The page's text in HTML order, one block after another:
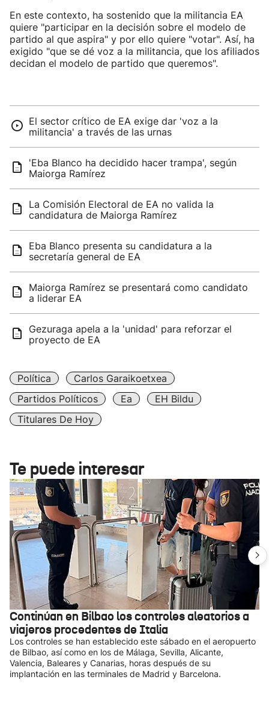
En este contexto, ha sostenido que la militancia EA
quiere "participar en la decisión sobre el modelo de
partido al que aspira" y por ello quiere "votar". Así, ha
exigido "que se dé voz a la militancia, que los afiliados
decidan el modelo de partido que queremos".
El sector crítico de EA exige dar 'voz a la
militancia' a través de las urnas
'Eba Blanco ha decidido hacer trampa', según
Maiorga Ramírez
La Comisión Electoral de EA no valida la
candidatura de Maiorga Ramírez
Eba Blanco presenta su candidatura a la
secretaría general de EA
Maiorga Ramírez se presentará como candidato
a liderar EA
Gezuraga apela a la 'unidad' para reforzar el
proyecto de EA
Política
Carlos Garaikoetxea
Partidos Políticos
Ea
EH Bildu
Titulares De Hoy
Te puede interesar
Continúan en Bilbao los controles aleatorios a
viajeros procedentes de Italia
Los controles se han establecido este sábado en el aeropuerto
de Bilbao, así como en los de Málaga, Sevilla, Alicante,
Valencia, Baleares y Canarias, horas después de su
implantación en las terminales de Madrid y Barcelona.